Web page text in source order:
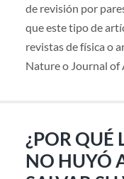
de revisión por
que este tipo de
revistas de física o
Nature o Journal of
¿POR QUÉ
NO HUYÓ